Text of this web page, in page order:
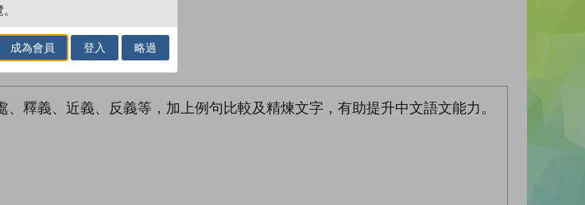
電子書
釋義、近義、反義等，加上例句比較及精煉文字，有助提升中文語文能力。
成為會員 登入 略過